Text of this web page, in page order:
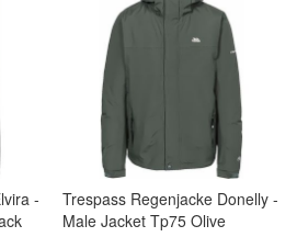
-
Trespass Regenjacke Donelly -
Male Jacket Tp75 Olive